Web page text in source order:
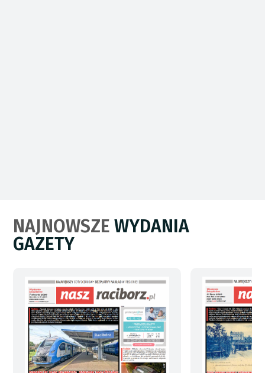
NAJNOWSZEWYDANIA
GAZETY